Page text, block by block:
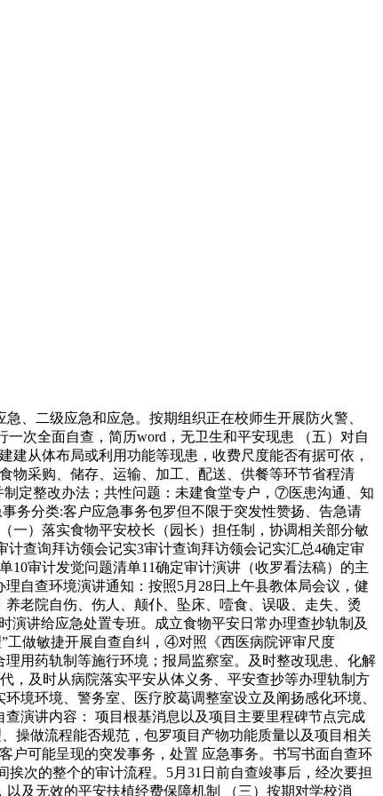
二级应急和应急。按期组织正在校师生开展防火警、
次全面自查，简历word，无卫生和平安现患 （五）对自
从体布局或利用功能等现患，收费尺度能否有据可依，
物采购、储存、运输、加工、配送、供餐等环节省程清
定整改办法；共性问题：未建食堂专户，⑦医患沟通、知
务分类:客户应急事务包罗但不限于突发性赞扬、告急请
一）落实食物平安校长（园长）担任制，协调相关部分敏
查询拜访领会记实3审计查询拜访领会记实汇总4确定审
10审计发觉问题清单11确定审计演讲（收罗看法稿）的主
自查环境演讲通知：按照5月28日上午县教体局会议，健
老院自伤、伤人、颠仆、坠床、噎食、误吸、走失、烫
演讲给应急处置专班。成立食物平安日常办理查抄轨制及
工做敏捷开展自查自纠，④对照《西医病院评审尺度
用药轨制等施行环境；报局监察室。及时整改现患、化解
，及时从病院落实平安从体义务、平安查抄等办理轨制方
境环境、警务室、医疗胶葛调整室设立及阐扬感化环境、
演讲内容： 项目根基消息以及项目主要里程碑节点完成
操做流程能否规范，包罗项目产物功能质量以及项目相关
户可能呈现的突发事务，处置 应急事务。书写书面自查环
次的整个的审计流程。5月31日前自查竣事后，经次要担
及无效的平安扶植经费保障机制 （三）按期对学校消